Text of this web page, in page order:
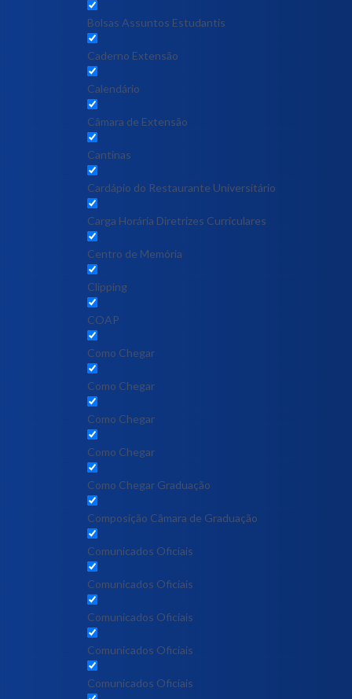
Bolsas Assuntos Estudantis
Caderno Extensão
Calendário
Câmara de Extensão
Cantinas
Cardápio do Restaurante Universitário
Carga Horária Diretrizes Curriculares
Centro de Memória
Clipping
COAP
Como Chegar
Como Chegar
Como Chegar
Como Chegar
Como Chegar Graduação
Composição Câmara de Graduação
Comunicados Oficiais
Comunicados Oficiais
Comunicados Oficiais
Comunicados Oficiais
Comunicados Oficiais